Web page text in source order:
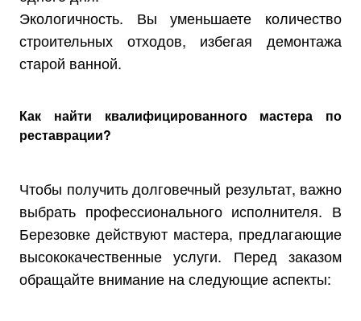
Экологичность. Вы уменьшаете количество
строительных отходов, избегая демонтажа
старой ванной.
Как найти квалифицированного мастера по
реставрации?
Чтобы получить долговечный результат, важно
выбрать профессионального исполнителя. В
Березовке действуют мастера, предлагающие
высококачественные услуги. Перед заказом
обращайте внимание на следующие аспекты: